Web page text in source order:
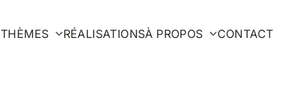
THÈMES RÉALISATIONSÀ PROPOS CONTACT